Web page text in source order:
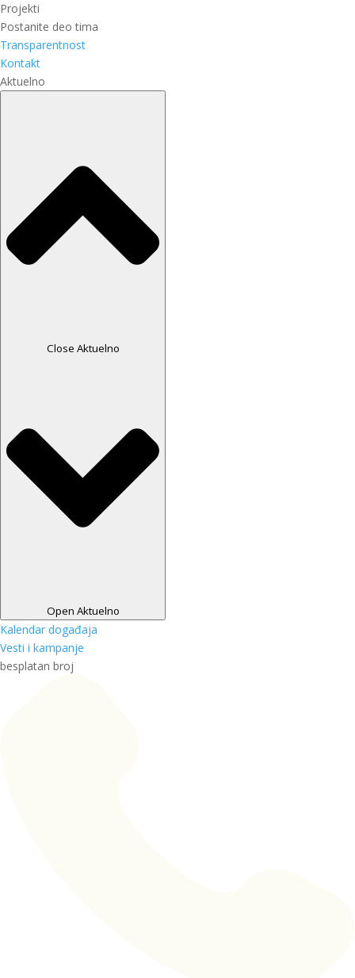
Projekti
Postanite deo tima
Transparentnost
Kontakt
Aktuelno
Close Aktuelno
Open Aktuelno
Kalendar događaja
Vesti i kampanje
besplatan broj